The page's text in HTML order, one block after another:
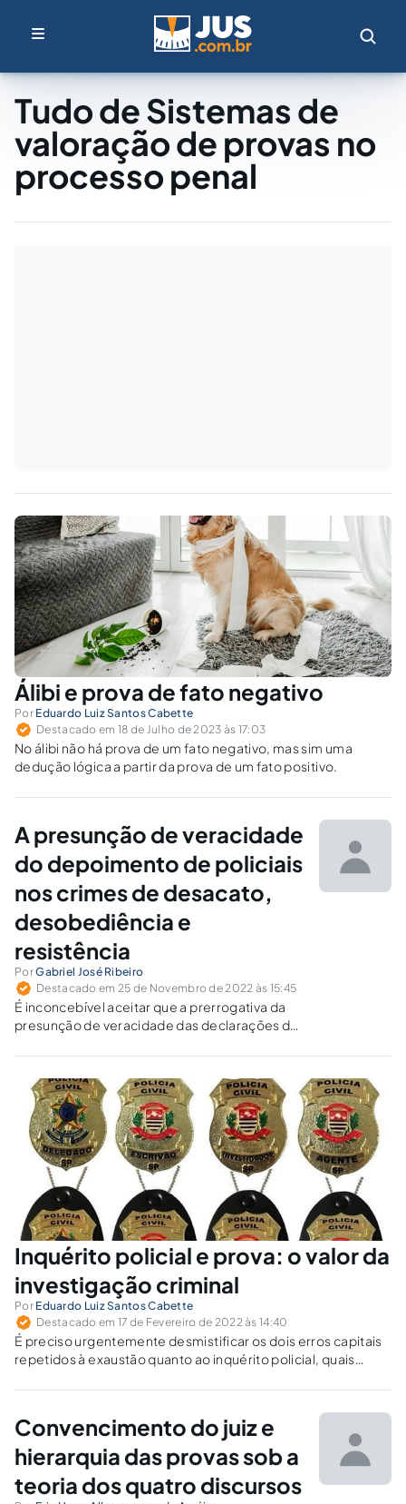
Tudo de Sistemas de
valoração de provas no
processo penal
Álibi e prova de fato negativo
Por Eduardo Luiz Santos Cabette
Destacado em 18 de Julho de 2023 às 17:03
No álibi não há prova de um fato negativo, mas sim uma
dedução lógica a partir da prova de um fato positivo.
A presunção de veracidade
do depoimento de policiais
nos crimes de desacato,
desobediência e
resistência
PorGabriel José Ribeiro
Destacado em 25 de Novembro de 2022 às 15:45
É inconcebível aceitar que a prerrogativa da
presunção de veracidade das declarações de
um decreto condenatório.
Inquérito policial e prova: o valor da
investigação criminal
Por Eduardo Luiz Santos Cabette
Destacado em 17 de Fevereiro de 2022 às 14:40
É preciso urgentemente desmistificar os dois erros capitais
repetidos à exaustão quanto ao inquérito policial, quais
Convencimento do juiz e
hierarquia das provas sob a
teoria dos quatro discursos